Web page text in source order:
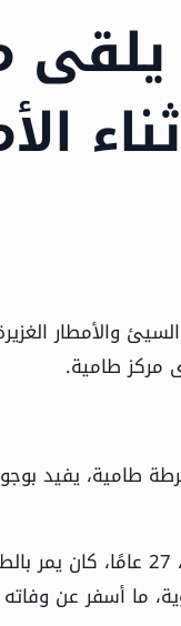
والأمطار
مركز طامية.
طامية، يفيد
وبالانتقال إلى مكان الواقعة، تبين أن
ما أسفر عن